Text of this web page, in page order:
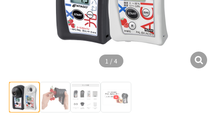
1 / 4